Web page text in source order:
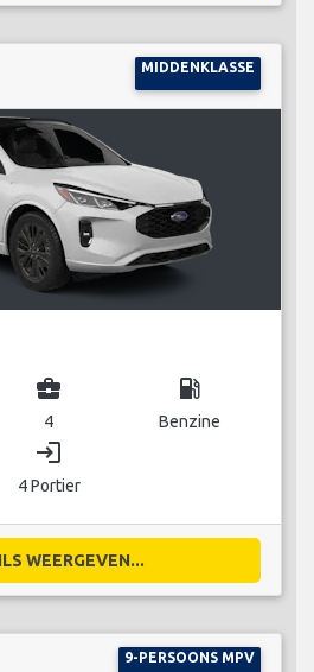
MIDDENKLASSE
business_center
4
local_gas_station
Benzine
login
4 Portier
WEERGEVEN...
9-PERSOONS MPV